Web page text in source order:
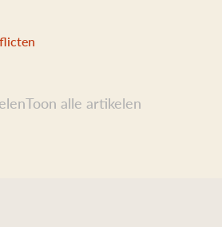
Toon alle artikelen